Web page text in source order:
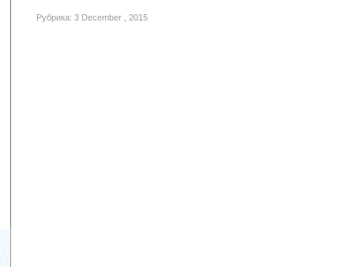
Рубрика: 3 December , 2015